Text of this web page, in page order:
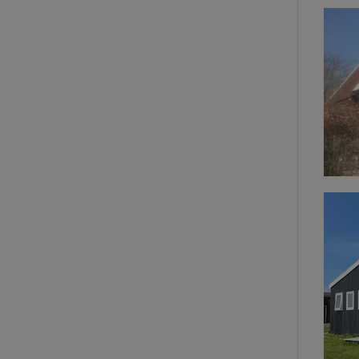
Strikt
accountbeheer.
_pinterest_ct_ua
_tt_enable_cookie